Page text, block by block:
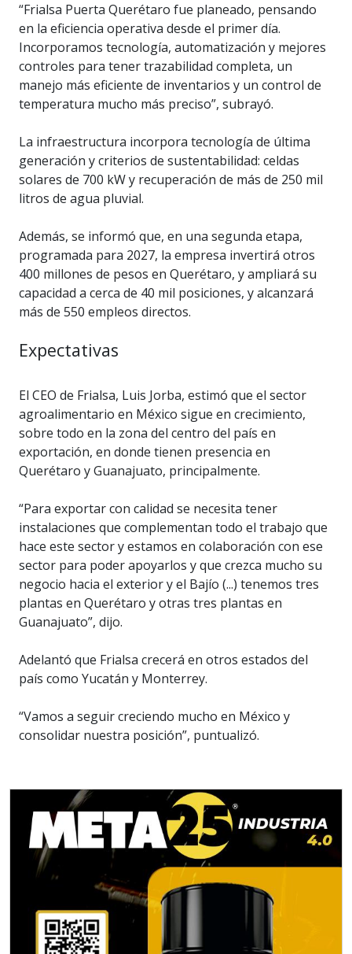
“Frialsa Puerta Querétaro fue planeado, pensando
en la eficiencia operativa desde el primer día.
Incorporamos tecnología, automatización y mejores
controles para tener trazabilidad completa, un
manejo más eficiente de inventarios y un control de
temperatura mucho más preciso”, subrayó.
La infraestructura incorpora tecnología de última
generación y criterios de sustentabilidad: celdas
solares de 700 kW y recuperación de más de 250 mil
litros de agua pluvial.
Además, se informó que, en una segunda etapa,
programada para 2027, la empresa invertirá otros
400 millones de pesos en Querétaro, y ampliará su
capacidad a cerca de 40 mil posiciones, y alcanzará
más de 550 empleos directos.
Expectativas
El CEO de Frialsa, Luis Jorba, estimó que el sector
agroalimentario en México sigue en crecimiento,
sobre todo en la zona del centro del país en
exportación, en donde tienen presencia en
Querétaro y Guanajuato, principalmente.
“Para exportar con calidad se necesita tener
instalaciones que complementan todo el trabajo que
hace este sector y estamos en colaboración con ese
sector para poder apoyarlos y que crezca mucho su
negocio hacia el exterior y el Bajío (...) tenemos tres
plantas en Querétaro y otras tres plantas en
Guanajuato”, dijo.
Adelantó que Frialsa crecerá en otros estados del
país como Yucatán y Monterrey.
“Vamos a seguir creciendo mucho en México y
consolidar nuestra posición”, puntualizó.